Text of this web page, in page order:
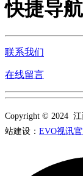
快捷导航
联系我们
在线留言
Copyright © 2024
站建设： EVO视讯